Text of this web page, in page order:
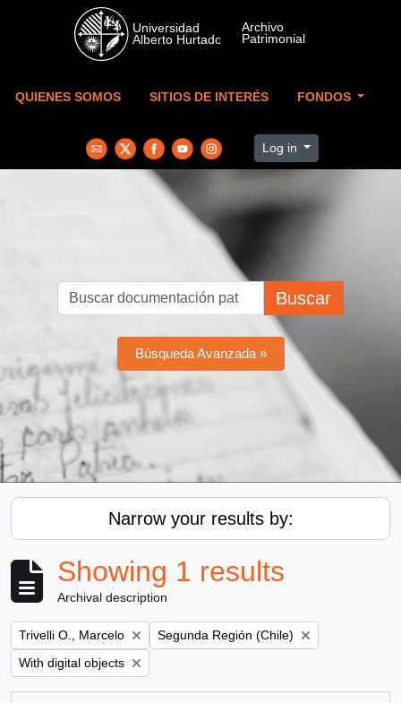
Skip to main content
QUIENES SOMOS SITIOS DE INTERÉS FONDOS
Log in
Buscar
Búsqueda Avanzada »
Narrow your results by:
Showing 1 results
Archival description
Remove filter:
Trivelli O., Marcelo Remove filter:
Segunda Región (Chile)
Remove filter:
With digital objects